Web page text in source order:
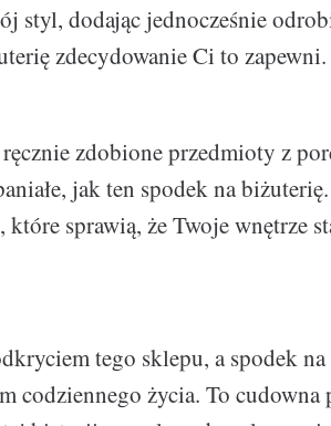
styl, dodając jednocześnie
zdecydowanie Ci to zapewni.
zdobione przedmioty z
jak ten spodek na
sprawią, że Twoje wnętrze
tego sklepu, a spodek
codziennego życia. To cudowna